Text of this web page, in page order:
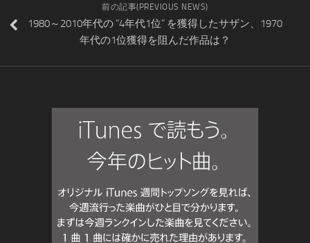
前の記事(PREVIOUS NEWS)
1980～2010年代の “4年代1位” を獲得したサザン、1970
年代の1位獲得を阻んだ作品は？